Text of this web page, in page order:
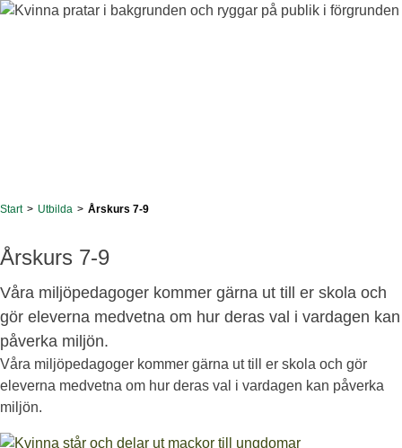
Start > Utbilda > Årskurs 7-9
Årskurs 7-9
Våra miljöpedagoger kommer gärna ut till er skola och
gör eleverna medvetna om hur deras val i vardagen kan
påverka miljön.
Våra miljöpedagoger kommer gärna ut till er skola och gör
eleverna medvetna om hur deras val i vardagen kan påverka
miljön.